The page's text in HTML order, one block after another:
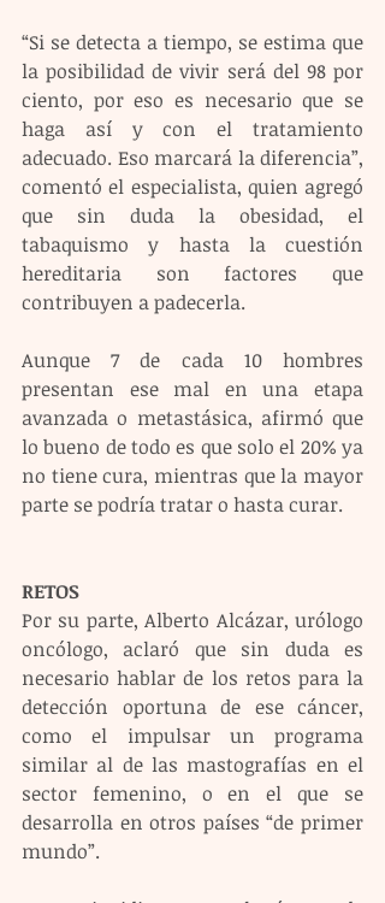
“Si se detecta a tiempo, se estima que
la posibilidad de vivir será del 98 por
ciento, por eso es necesario que se
haga así y con el tratamiento
adecuado. Eso marcará la diferencia”,
comentó el especialista, quien agregó
que sin duda la obesidad, el
tabaquismo y hasta la cuestión
hereditaria son factores que
contribuyen a padecerla.
Aunque 7 de cada 10 hombres
presentan ese mal en una etapa
avanzada o metastásica, afirmó que
lo bueno de todo es que solo el 20% ya
no tiene cura, mientras que la mayor
parte se podría tratar o hasta curar.
RETOS
Por su parte, Alberto Alcázar, urólogo
oncólogo, aclaró que sin duda es
necesario hablar de los retos para la
detección oportuna de ese cáncer,
como el impulsar un programa
similar al de las mastografías en el
sector femenino, o en el que se
desarrolla en otros países “de primer
mundo”.